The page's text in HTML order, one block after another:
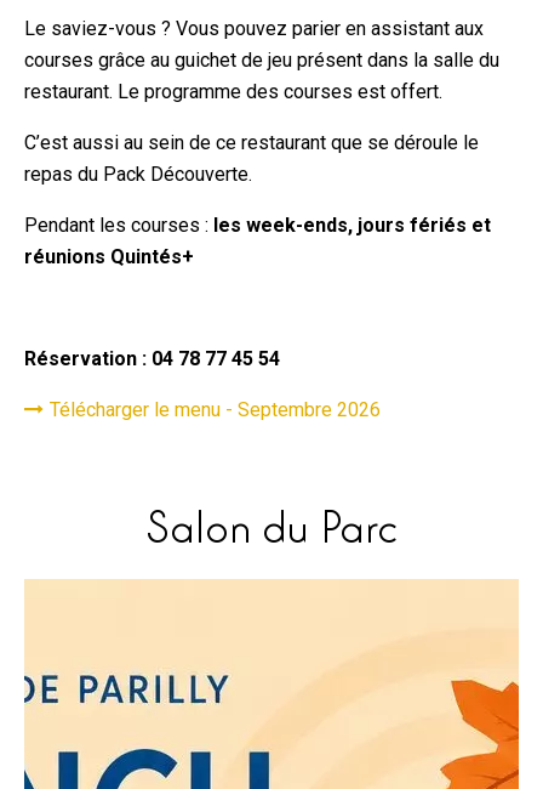
Le saviez-vous ? Vous pouvez parier en assistant aux
courses grâce au guichet de jeu présent dans la salle du
restaurant. Le programme des courses est offert.
C’est aussi au sein de ce restaurant que se déroule le
repas du Pack Découverte.
Pendant les courses : les week-ends, jours fériés et
réunions Quintés+
Réservation : 04 78 77 45 54
Télécharger le menu - Septembre 2026
Salon du Parc